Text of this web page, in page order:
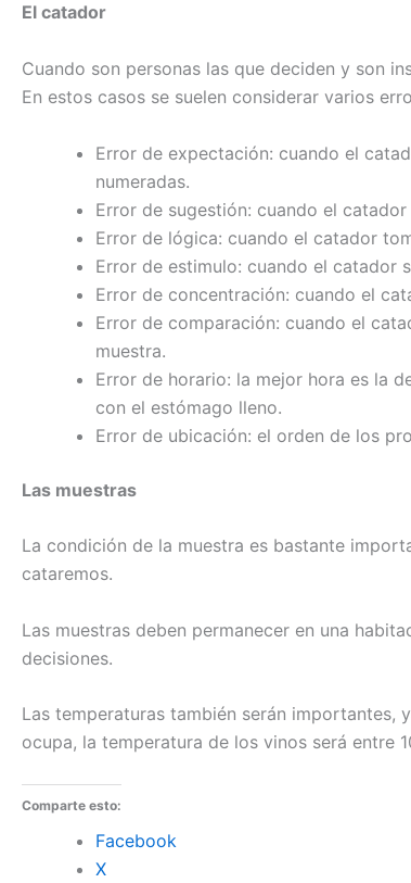
El catador
Cuando son personas las que deciden y son
En estos casos se suelen considerar varios
Error de expectación: cuando el
numeradas.
Error de sugestión: cuando el
Error de lógica: cuando el catador
Error de estimulo: cuando el catador
Error de concentración: cuando el
Error de comparación: cuando el
muestra.
Error de horario: la mejor hora es la
con el estómago lleno.
Error de ubicación: el orden de los
Las muestras
La condición de la muestra es bastante
cataremos.
Las muestras deben permanecer en una
decisiones.
Las temperaturas también serán importantes,
ocupa, la temperatura de los vinos será entre
Comparte esto:
Facebook
X